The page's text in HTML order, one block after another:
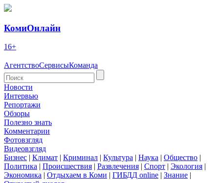
КомиОнлайн
16+
АгентствоСервисыКоманда
Новости
Интервью
Репортажи
Обзоры
Полезно знать
Комментарии
Фотовзгляд
Видеовзгляд
Бизнес | Климат | Криминал | Культура | Наука | Общество |
Политика | Происшествия | Развлечения | Спорт | Экология |
Экономика | Отдыхаем в Коми | ГИБДД online | Знание |